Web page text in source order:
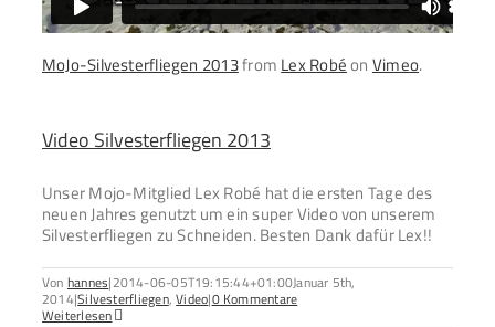
MoJo-Silvesterfliegen 2013from Lex Robéon Vimeo.
Video Silvesterfliegen 2013
Unser Mojo-Mitglied Lex Robé hat die ersten Tage des
neuen Jahres genutzt um ein super Video von unserem
Silvesterfliegen zu Schneiden. Besten Dank dafür Lex!!
Von hannes|2014-06-05T19:15:44+01:00Januar 5th,
2014|Silvesterfliegen,Video|0 Kommentare
Weiterlesen